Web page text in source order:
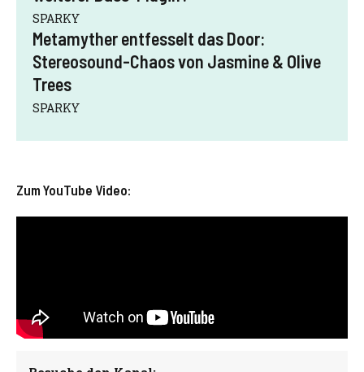
SPARKY
Metamyther entfesselt das Door:
Stereosound-Chaos von Jasmine & Olive
Trees
SPARKY
Zum YouTube Video: